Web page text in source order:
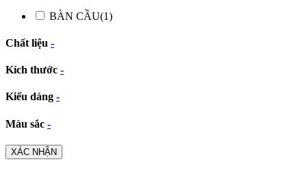
BÀN CẦU(1)
Chất liệu -
Kích thước -
Kiểu dáng -
Màu sắc -
XÁC NHẬN